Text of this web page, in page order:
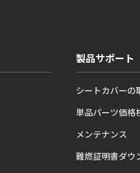
製品サポート
シートカバーの
単品パーツ価格
メンテナンス
難燃証明書ダウ